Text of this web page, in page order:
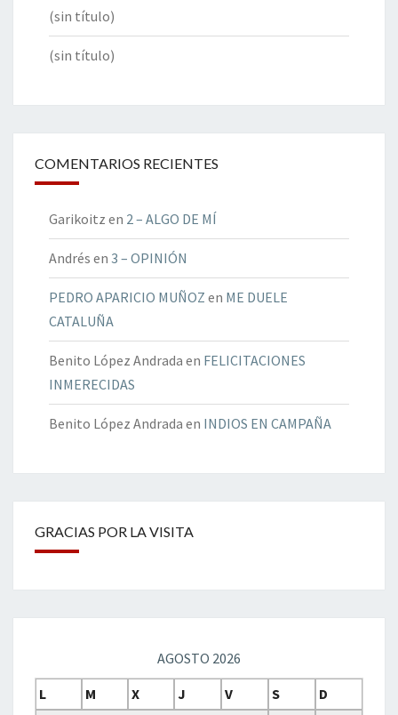
(sin título)
(sin título)
COMENTARIOS RECIENTES
Garikoitz en 2 – ALGO DE MÍ
Andrés en 3 – OPINIÓN
PEDRO APARICIO MUÑOZ en ME DUELE
CATALUÑA
Benito López Andrada en FELICITACIONES
INMERECIDAS
Benito López Andrada en INDIOS EN CAMPAÑA
GRACIAS POR LA VISITA
AGOSTO 2026
L
M X J V S
D